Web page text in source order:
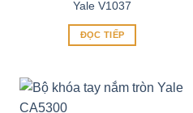
Yale V1037
ĐỌC TIẾP